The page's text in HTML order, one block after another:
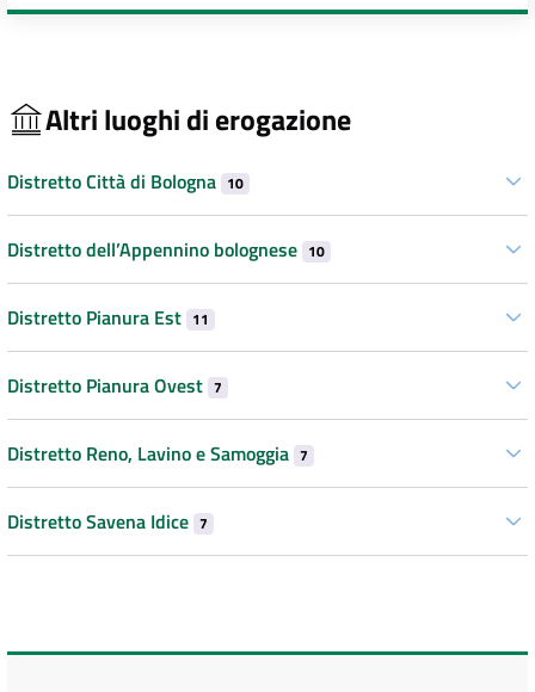
Altri luoghi di erogazione
Distretto Città di Bologna 10
Distretto dell’Appennino bolognese 10
Distretto Pianura Est 11
Distretto Pianura Ovest 7
Distretto Reno, Lavino e Samoggia 7
Distretto Savena Idice 7